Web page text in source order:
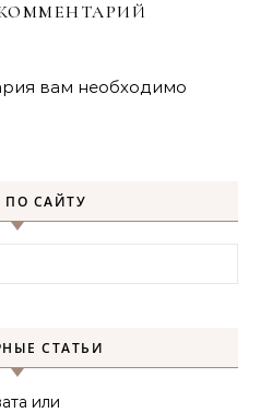
вам необходимо
ПО САЙТУ
СТАТЬИ
или